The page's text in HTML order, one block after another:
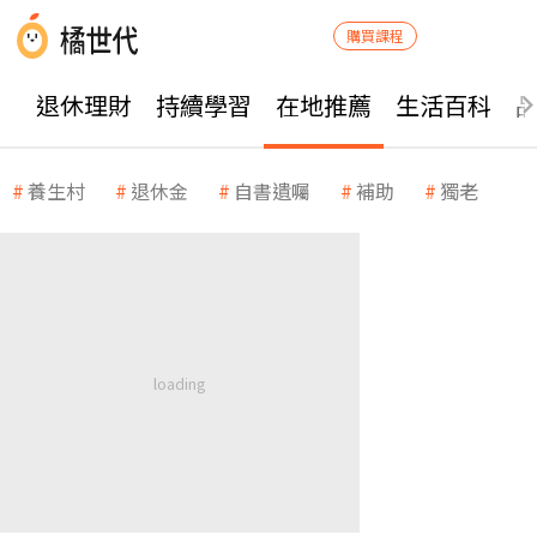
購買課程
退休理財 持續學習 在地推薦 生活百科
養生村 退休金 自書遺囑 補助 獨老